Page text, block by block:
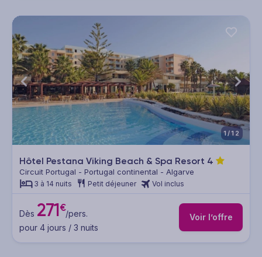
1/12
Hôtel Pestana Viking Beach & Spa Resort 4
Circuit Portugal - Portugal continental - Algarve
3 à 14 nuits Petit déjeuner Vol inclus
Dès 271€/pers.
pour 4 jours / 3 nuits
Voir l’offre